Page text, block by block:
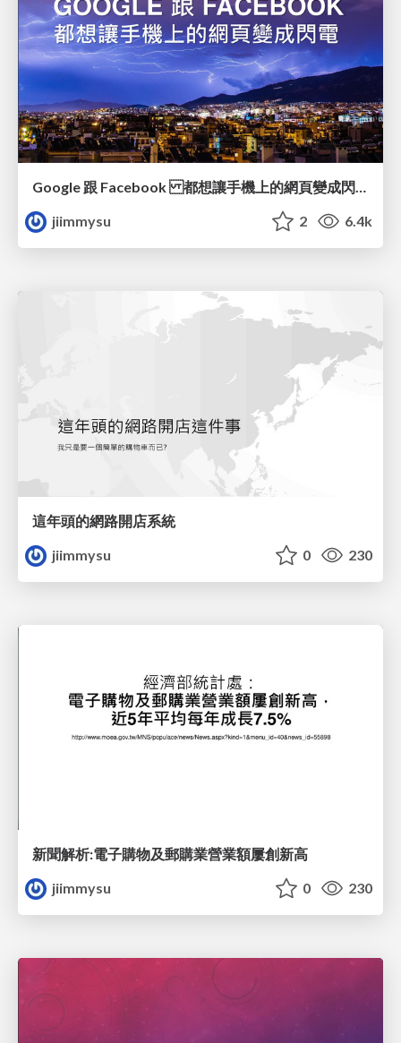
Google 跟 Facebook 都想讓手機上的網頁變成閃電
jiimmysu
2 6.4k
這年頭的網路開店系統
jiimmysu
0 230
新聞解析:電子購物及郵購業營業額屢創新高
jiimmysu
0 230